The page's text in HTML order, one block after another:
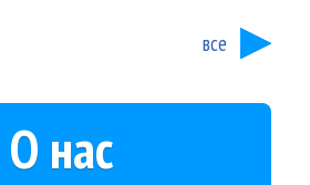
все
О нас